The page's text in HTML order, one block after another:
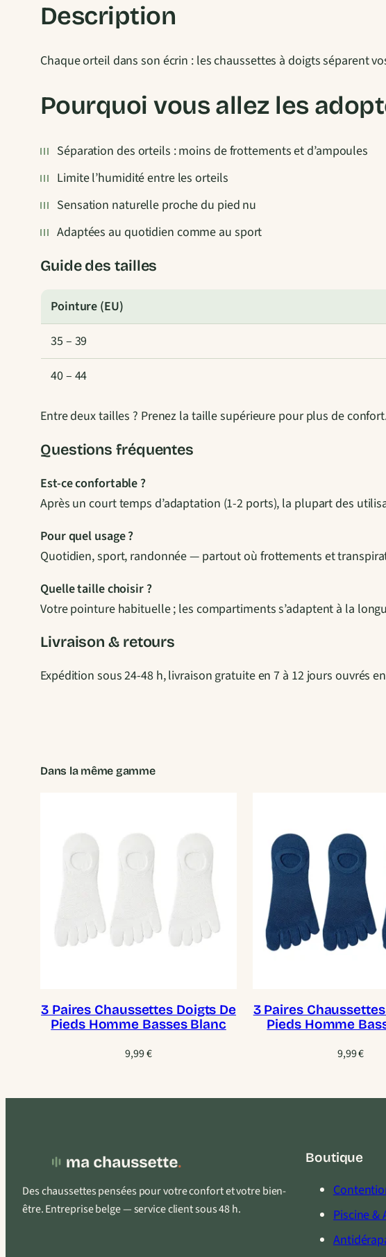
Description
Chaque orteil dans son écrin : les chaussettes à doigts séparent
Pourquoi vous allez les
Séparation des orteils : moins de frottements et d’ampoules
Limite l’humidité entre les orteils
Sensation naturelle proche du pied nu
Adaptées au quotidien comme au sport
Guide des tailles
Pointure (EU)
35 – 39
40 – 44
Entre deux tailles ? Prenez la taille supérieure pour plus de
Questions fréquentes
Est-ce confortable ?
Après un court temps d’adaptation (1-2 ports), la plupart des
Pour quel usage ?
Quotidien, sport, randonnée — partout où frottements et
Quelle taille choisir ?
Votre pointure habituelle ; les compartiments s’adaptent à la
Livraison & retours
Expédition sous 24-48 h, livraison gratuite en 7 à 12 jours ouvrés
Dans la même gamme
3 Paires Chaussettes Doigts De
Pieds Homme Basses Blanc
9,99€
3 Paires
Pieds Homme
9,99€
Des chaussettes pensées pour votre confort et votre bien-
être. Entreprise belge — service client sous 48 h.
Boutique
Piscine &